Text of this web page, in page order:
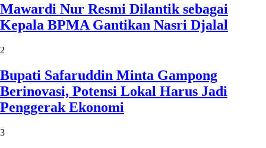
Mawardi Nur Resmi Dilantik sebagai
Kepala BPMA Gantikan Nasri Djalal
2
Bupati Safaruddin Minta Gampong
Berinovasi, Potensi Lokal Harus Jadi
Penggerak Ekonomi
3